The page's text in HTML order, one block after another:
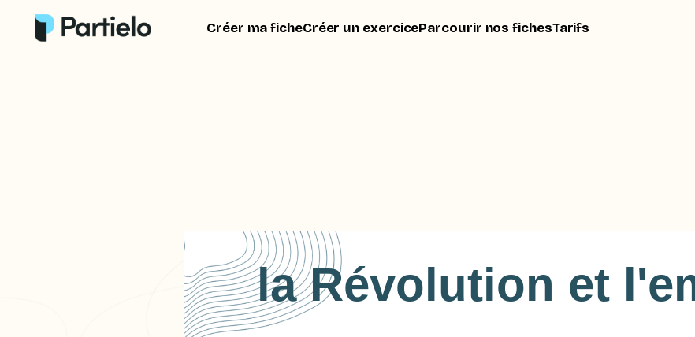
Créer ma ficheCréer un exerciceParcourir nos fichesTarifs
la Révolution et